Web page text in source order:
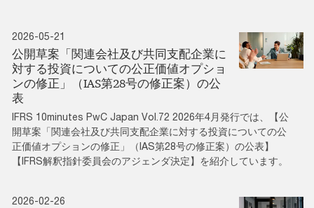
2026-05-21
公開草案「関連会社及び共同支配企業に
対する投資についての公正価値オプショ
ンの修正」（IAS第28号の修正案）の公
表
IFRS 10minutes PwC Japan Vol.72 2026年4月発行では、【公
開草案「関連会社及び共同支配企業に対する投資についての公
正価値オプションの修正」（IAS第28号の修正案）の公表】
【IFRS解釈指針委員会のアジェンダ決定】を紹介しています。
2026-02-26